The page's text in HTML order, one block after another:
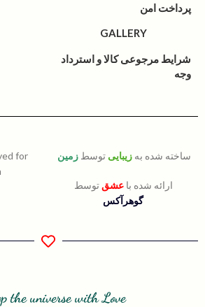
پرداخت امن
GALLERY
شرایط مرجوعی کالا و استرداد
وجه
ساخته شده به زیبایی توسط زمین
ارائه شده باعشق توسط
گوهرآکس
for
the universe with Love